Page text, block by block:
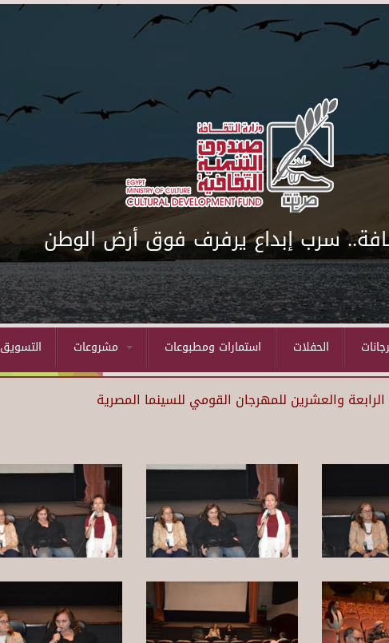
سرب إبداع يرفرف فوق أرض الوطن
التسويق استمارات ومطبوعات الحفلات
والعشرين للمهرجان القومي للسينما المصرية